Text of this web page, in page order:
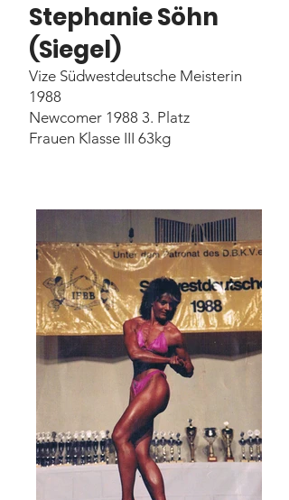
Stephanie Söhn
(Siegel)
Vize Südwestdeutsche Meisterin
1988
Newcomer 1988 3. Platz
Frauen Klasse III 63kg